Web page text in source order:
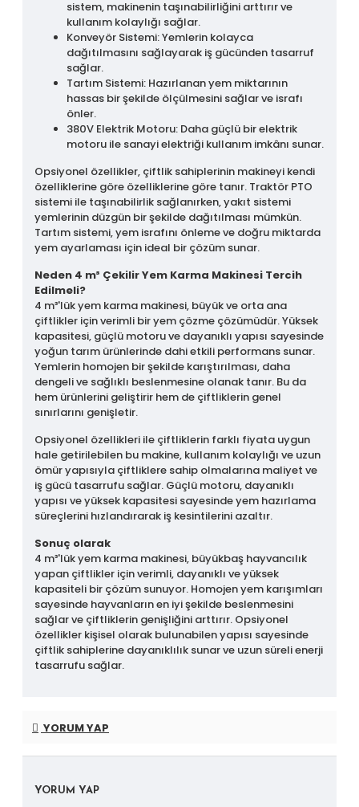
sistem, makinenin taşınabilirliğini arttırır ve
kullanım kolaylığı sağlar.
Konveyör Sistemi: Yemlerin kolayca
dağıtılmasını sağlayarak iş gücünden tasarruf
sağlar.
Tartım Sistemi: Hazırlanan yem miktarının
hassas bir şekilde ölçülmesini sağlar ve israfı
önler.
380V Elektrik Motoru: Daha güçlü bir elektrik
motoru ile sanayi elektriği kullanım imkânı sunar.
Opsiyonel özellikler, çiftlik sahiplerinin makineyi kendi
özelliklerine göre özelliklerine göre tanır. Traktör PTO
sistemi ile taşınabilirlik sağlanırken, yakıt sistemi
yemlerinin düzgün bir şekilde dağıtılması mümkün.
Tartım sistemi, yem israfını önleme ve doğru miktarda
yem ayarlaması için ideal bir çözüm sunar.
Neden 4 m³ Çekilir Yem Karma Makinesi Tercih
Edilmeli?
4 m³'lük yem karma makinesi, büyük ve orta ana
çiftlikler için verimli bir yem çözme çözümüdür. Yüksek
kapasitesi, güçlü motoru ve dayanıklı yapısı sayesinde
yoğun tarım ürünlerinde dahi etkili performans sunar.
Yemlerin homojen bir şekilde karıştırılması, daha
dengeli ve sağlıklı beslenmesine olanak tanır. Bu da
hem ürünlerini geliştirir hem de çiftliklerin genel
sınırlarını genişletir.
Opsiyonel özellikleri ile çiftliklerin farklı fiyata uygun
hale getirilebilen bu makine, kullanım kolaylığı ve uzun
ömür yapısıyla çiftliklere sahip olmalarına maliyet ve
iş gücü tasarrufu sağlar. Güçlü motoru, dayanıklı
yapısı ve yüksek kapasitesi sayesinde yem hazırlama
süreçlerini hızlandırarak iş kesintilerini azaltır.
Sonuç olarak
4 m³'lük yem karma makinesi, büyükbaş hayvancılık
yapan çiftlikler için verimli, dayanıklı ve yüksek
kapasiteli bir çözüm sunuyor. Homojen yem karışımları
sayesinde hayvanların en iyi şekilde beslenmesini
sağlar ve çiftliklerin genişliğini arttırır. Opsiyonel
özellikler kişisel olarak bulunabilen yapısı sayesinde
çiftlik sahiplerine dayanıklılık sunar ve uzun süreli enerji
tasarrufu sağlar.
YORUM YAP
YORUM YAP